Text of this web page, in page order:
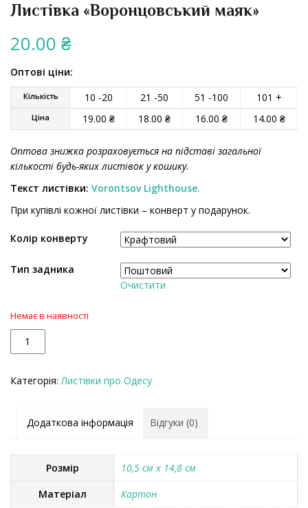
Листівка «Воронцовський маяк»
20.00 ₴
Оптові ціни:
Кількість 10 -20 21 -50 51 -100 101 +
Ціна 19.00 ₴ 18.00 ₴ 16.00 ₴ 14.00 ₴
Оптова знижка розраховується на підставі загальної
кількості будь-яких листівок у кошику.
Текст листівки: Vorontsov Lighthouse.
При купівлі кожної листівки – конверт у подарунок.
Колір конверту
Тип задника
Очистити
Немає в наявності
і
ь
ь
Категорія:Листівки про Одесу
Додаткова інформація Відгуки (0)
Розмір
10,5 см х 14,8 см
Матеріал
Картон